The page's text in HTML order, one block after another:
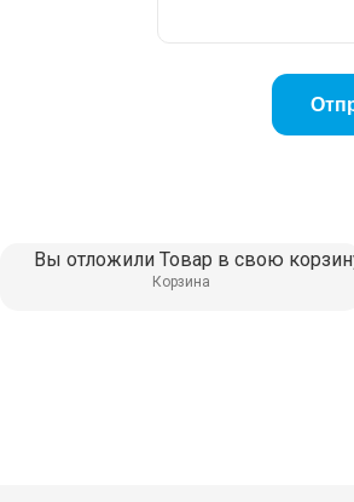
Вы отложили Товар в свою
Корзина